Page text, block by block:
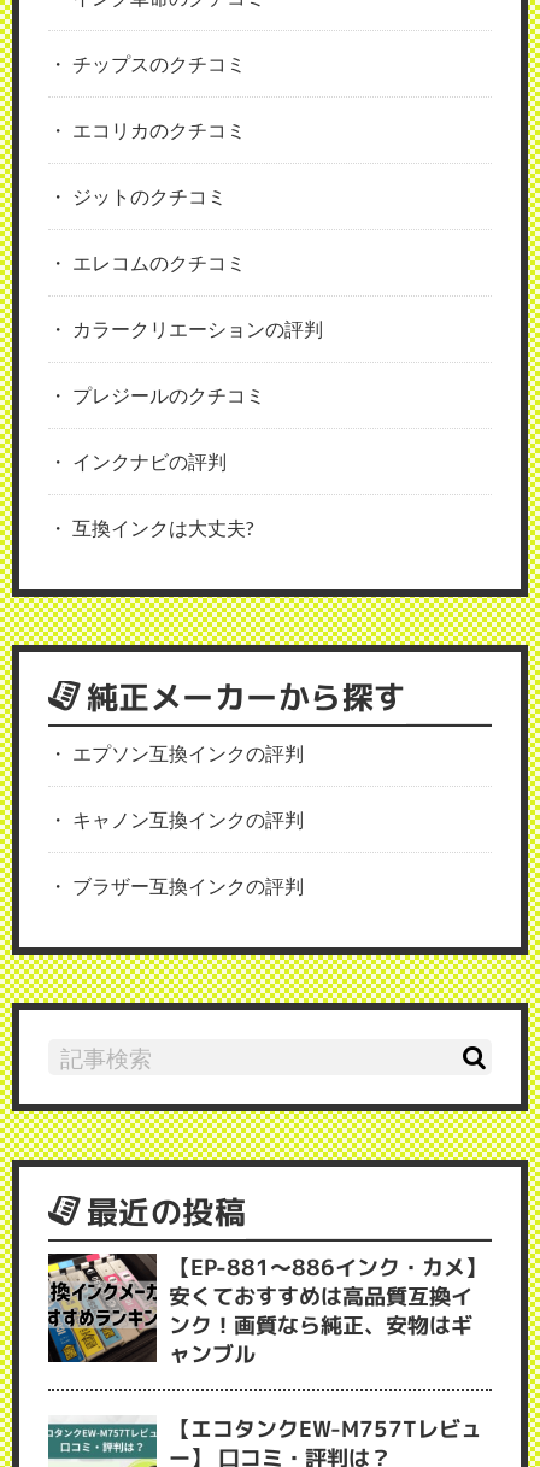
チップスのクチコミ
エコリカのクチコミ
ジットのクチコミ
エレコムのクチコミ
カラークリエーションの評判
プレジールのクチコミ
インクナビの評判
互換インクは大丈夫?
純正メーカーから探す
エプソン互換インクの評判
キャノン互換インクの評判
ブラザー互換インクの評判
最近の投稿
【EP-881～886インク・カメ】
安くておすすめは高品質互換イ
ンク！画質なら純正、安物はギ
ャンブル
【エコタンクEW-M757Tレビュ
ー】 口コミ・評判は？